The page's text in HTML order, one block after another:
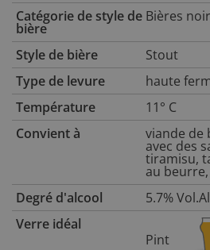
Catégorie de style de
bière
Bières
Style de bière
Stout
Type de levure
haute
Température
11° C
Convient à
viande de
avec des
tiramisu,
au
Degré d'alcool
5.7%
Verre idéal
Pint